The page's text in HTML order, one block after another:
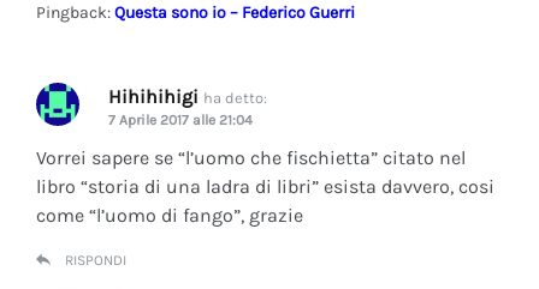
Pingback:Questa sono io – Federico Guerri
Hihihihigi ha detto:
7 Aprile 2017 alle 21:04
Vorrei sapere se “l’uomo che fischietta” citato nel
libro “storia di una ladra di libri” esista davvero, cosi
come “l’uomo di fango”, grazie
RISPONDI